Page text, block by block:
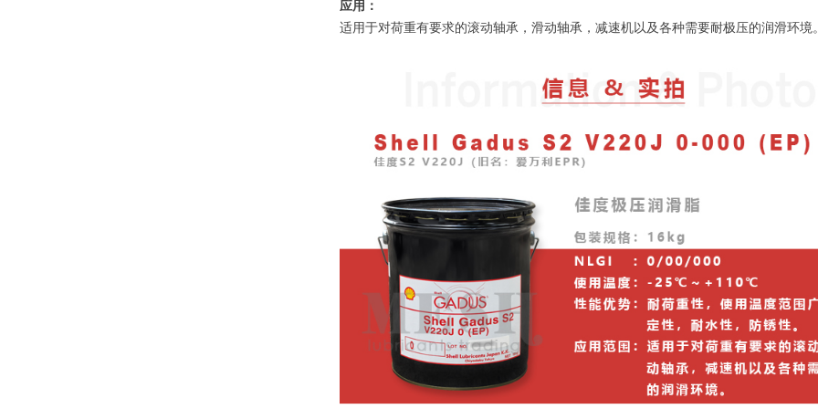
应用：
适用于对荷重有要求的滚动轴承，滑动轴承，减速机以及各种需要耐极压的润滑环境